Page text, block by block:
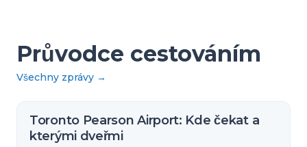
Průvodce cestováním
Všechny zprávy →
Toronto Pearson Airport: Kde čekat a
kterými dveřmi